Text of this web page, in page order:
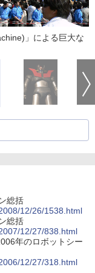
」による巨大な
総括
12/26/1538.html
総括
12/27/838.html
年のロボットシー
12/27/318.html